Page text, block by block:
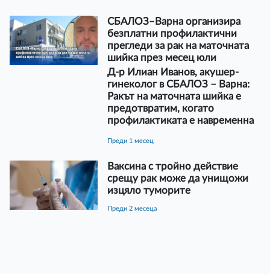
СБАЛОЗ–Варна организира
безплатни профилактични
прегледи за рак на маточната
шийка през месец юли
Д-р Илиан Иванов, акушер-
гинеколог в СБАЛОЗ – Варна:
Ракът на маточната шийка е
предотвратим, когато
профилактиката е навременна
преди 1 месец
Ваксина с тройно действие
срещу рак може да унищожи
изцяло туморите
преди 2 месеца